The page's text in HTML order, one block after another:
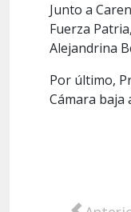
Junto a
Fuerza
Alejandrina
Por último,
Cámara baja